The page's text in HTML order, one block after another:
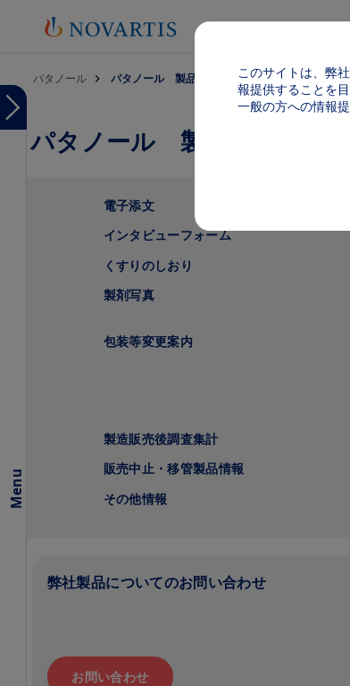
Menu
Menu
パ
パンくず
パタノール パタノール 製品基本情報
パタノール 製品基本情報（
電子添文
インタビューフォーム
くすりのしおり
製剤写真
包装等変更案内
製造販売後調査集計
販売中止・移管製品情報
その他情報
弊社製品についてのお問い合わせ
お問い合わせ
このサイトは、弊
報提供することを
一般の方への情報